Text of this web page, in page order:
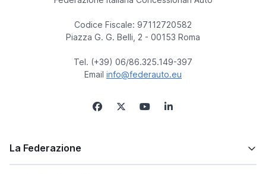
Codice Fiscale: 97112720582
Piazza G. G. Belli, 2 - 00153 Roma
Tel. (+39) 06/86.325.149-397
Email info@federauto.eu
La Federazione